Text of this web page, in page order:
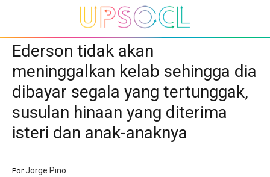
Ederson tidak akan
meninggalkan kelab sehingga dia
dibayar segala yang tertunggak,
susulan hinaan yang diterima
isteri dan anak-anaknya
PorJorge Pino